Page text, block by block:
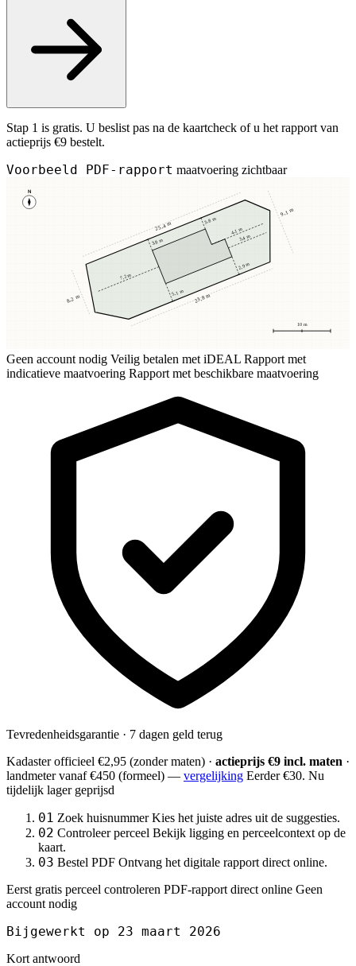
Stap 1 is gratis. U beslist pas na de kaartcheck of u het rapport van
actieprijs €9 bestelt.
Voorbeeld PDF-rapport maatvoering zichtbaar
N
10 m
3,8 m
3,8 m
5,1 m
2,9 m
7,2 m
3,4 m
4,1 m
25,4 m
23,8 m
8,2 m
9,1 m
Geen account nodig Veilig betalen met iDEAL Rapport met
indicatieve maatvoering Rapport met beschikbare maatvoering
Tevredenheidsgarantie · 7 dagen geld terug
Kadaster officieel €2,95 (zonder maten) · actieprijs €9 incl. maten ·
landmetervanaf €450 (formeel) — vergelijking Eerder €30. Nu
tijdelijk lager geprijsd
01 Zoek huisnummer Kies het juiste adres uit de suggesties.
02 Controleer perceel Bekijk ligging en perceelcontext op de
kaart.
03 Bestel PDF Ontvang het digitale rapport direct online.
Eerst gratis perceel controleren PDF-rapport direct online Geen
account nodig
Bijgewerkt op 23 maart 2026
Kort antwoord